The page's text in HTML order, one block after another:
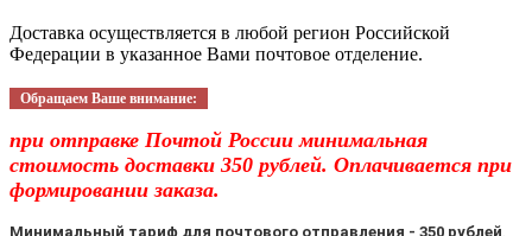
Доставка осуществляется в любой регион Российской
Федерации в указанное Вами почтовое отделение.
Обращаем Ваше внимание:
при отправке Почтой России минимальная
стоимость доставки 350 рублей. Оплачивается при
формировании заказа.
Минимальный тариф для почтового отправления - 350 рублей